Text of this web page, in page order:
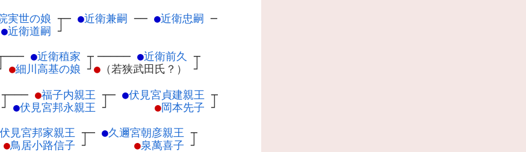
実世の娘 ┬
●近衛道嗣 ┘
─ ●近衛兼嗣 ── ●近衛忠嗣 ─
─── ●近衛稙家 ┬
●細川高基の娘 ┘
───── ●近衛前久
┬
● （若狭武田氏？） ┘
┬
┘
─── ●福子内親王 ┬
●伏見宮邦永親王 ┘
─ ●伏見宮貞建親王 ┬
●岡本先子 ┘
伏見宮邦家親王 ┬
●鳥居小路信子 ┘
─ ●久邇宮朝彦親王 ┬
●泉萬喜子 ┘